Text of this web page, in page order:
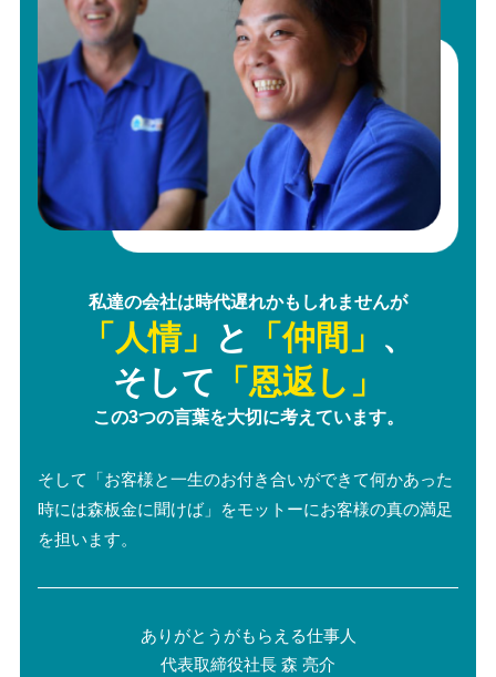
私達の会社は時代遅れかもしれませんが
「人情」 と 「仲間」 、
そして 「恩返し」
この3つの言葉を大切に考えています。
そして「お客様と一生のお付き合いができて何かあった
時には森板金に聞けば」をモットーにお客様の真の満足
を担います。
ありがとうがもらえる仕事人
代表取締役社長 森 亮介